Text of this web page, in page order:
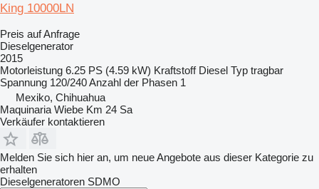
King 10000LN
Preis auf Anfrage
Dieselgenerator
2015
Motorleistung 6.25 PS (4.59 kW) Kraftstoff Diesel Typ tragbar
Spannung 120/240Anzahl der Phasen 1
Mexiko, Chihuahua
Maquinaria Wiebe Km 24 Sa
Verkäufer kontaktieren
Melden Sie sich hier an, um neue Angebote aus dieser Kategorie zu
erhalten
Dieselgeneratoren SDMO